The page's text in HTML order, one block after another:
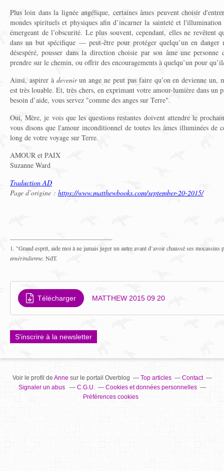
Plus loin dans la lignée angélique, certaines âmes peuvent choisir
mondes spirituels et physiques afin d’incarner la sainteté et
émergeant de l’obscurité. Le plus souvent, cependant, elles ne revêtent
dans un but spécifique — peut-être pour protéger quelqu’un en danger
désespéré, pousser dans la direction choisie par son âme une
prendre sur le chemin, ou offrir des encouragements à quelqu’un pour
Ainsi, aspirer à devenirun ange ne peut pas faire qu’on en devienne un,
est très louable. Et, très chers, en exprimant votre amour-lumière dans un
besoin d’aide, vous servez "comme des anges sur Terre".
Oui, Mère, je vois que les questions restantes doivent attendre le
vous disons que l'amour inconditionnel de toutes les âmes illuminées de
long de votre voyage sur Terre.
AMOUR et PAIX
Suzanne Ward
Traduction AD
Page d’origine : https://www.matthewbooks.com/september-20-2015/
1. "Grand esprit, aide moi à ne jamais juger un autre avant d’avoir chaussé ses
amérindienne. NdT.
Télécharger MATTHEW 2015 09 20
S'inscrire à la newsletter
Voir le profil de Annesur le portail Overblog Top articles
Contact
Signaler un abus
C.G.U.
Cookies et données personnelles
Préférences cookies